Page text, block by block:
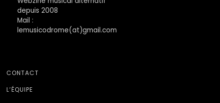
depuis 2008
Mail :
lemusicodrome(at)gmail.com
CONTACT
L’ÉQUIPE